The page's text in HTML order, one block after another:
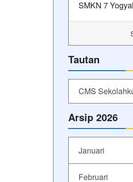
SMKN 7
Tautan
CMS
Arsip 2026
Januari
Februari